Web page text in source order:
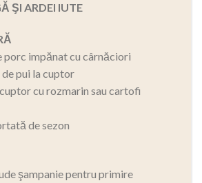
ŞI ARDEI IUTE
porc impănat cu cârnăciori
pui la cuptor
cu rozmarin sau cartofi
de sezon
şampanie pentru primire